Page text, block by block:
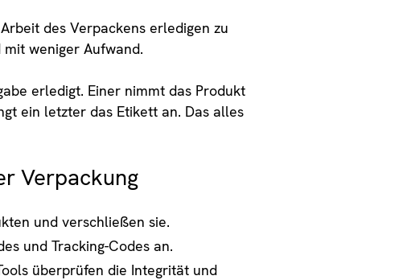
des Verpackens erledigen zu
weniger Aufwand.
erledigt. Einer nimmt das Produkt
ein letzter das Etikett an. Das alles
Verpackung
und verschließen sie.
und Tracking-Codes an.
überprüfen die Integrität und